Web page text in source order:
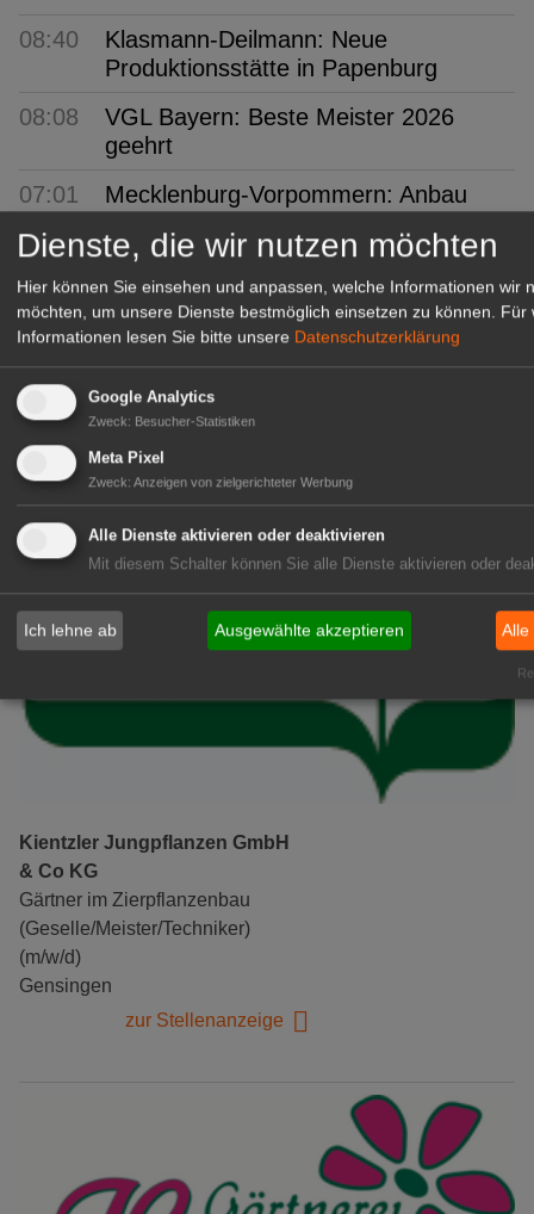
08:40
Klasmann-Deilmann: Neue
Produktionsstätte in Papenburg
08:08
VGL Bayern: Beste Meister 2026
geehrt
07:01
Mecklenburg-Vorpommern: Anbau
Erdbeeren
06:43
BÖLW: Bio wächst trotz
Konsumflaute
06:12
Garten und Gebäude
05:59
Sachsen-Anhalt: 20 Euro monatlich
für frisches Obst
GABOT Top-Jobs
Kientzler Jungpflanzen GmbH
& Co KG
Gärtner im Zierpflanzenbau
(Geselle/Meister/Techniker)
(m/w/d)
Gensingen
zur Stellenanzeige
Dienste, die wir nutzen möchten
Hier können Sie einsehen und anpassen, welche Informationen wir
möchten, um unsere Dienste bestmöglich einsetzen zu können.
Für
Informationen lesen Sie bitte unsere Datenschutzerklärung
Google Analytics
Zweck: Besucher-Statistiken
Meta Pixel
Zweck: Anzeigen von zielgerichteter Werbung
Alle Dienste aktivieren oder deaktivieren
Mit diesem Schalter können Sie alle Dienste aktivieren oder
Ich lehne ab Ausgewählte akzeptieren Alle